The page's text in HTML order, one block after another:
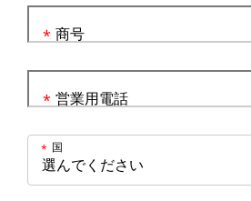
商号
*
営業用電話
*
国
*